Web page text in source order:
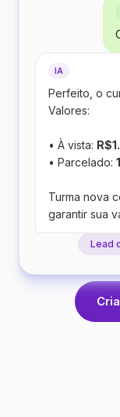
IA
Perfeito, o
Valores:
• À vista:
• Parcelado:
Turma nova
garantir sua
Lead